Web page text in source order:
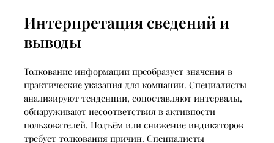
Интерпретация сведений и
выводы
Толкование информации преобразует значения в
практические указания для компании. Специалисты
анализируют тенденции, сопоставляют интервалы,
обнаруживают несоответствия в активности
пользователей. Подъём или снижение индикаторов
требует толкования причин. Специалисты